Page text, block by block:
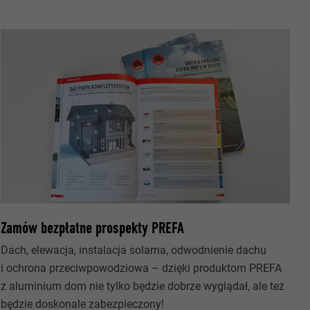
Zamów bezpłatne prospekty PREFA
Dach, elewacja, instalacja solarna, odwodnienie dachu
i ochrona przeciwpowodziowa – dzięki produktom PREFA
z aluminium dom nie tylko będzie dobrze wyglądał, ale też
będzie doskonale zabezpieczony!
na